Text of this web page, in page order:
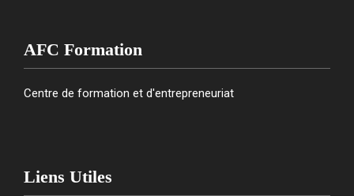
AFC Formation
Centre de formation et d'entrepreneuriat
Liens Utiles